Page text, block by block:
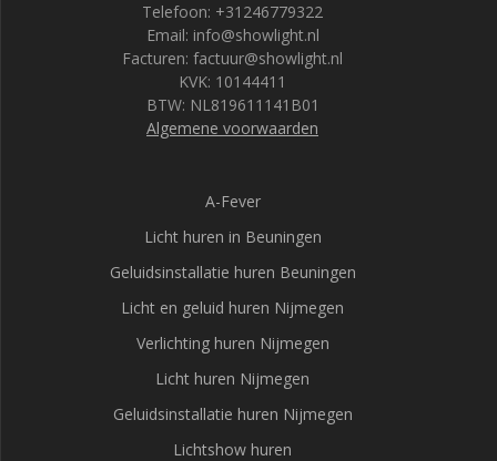
Telefoon: +31246779322
Email: info@showlight.nl
Facturen: factuur@showlight.nl
KVK: 10144411
BTW: NL819611141B01
Algemene voorwaarden
A-Fever
Licht huren in Beuningen
Geluidsinstallatie huren Beuningen
Licht en geluid huren Nijmegen
Verlichting huren Nijmegen
Licht huren Nijmegen
Geluidsinstallatie huren Nijmegen
Lichtshow huren